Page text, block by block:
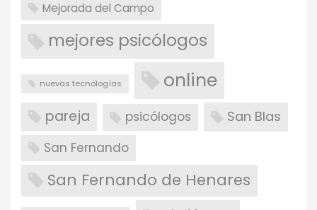
Mejorada del Campo
mejores psicólogos
nuevas tecnologías online
pareja psicólogos San Blas
San Fernando
San Fernando de Henares